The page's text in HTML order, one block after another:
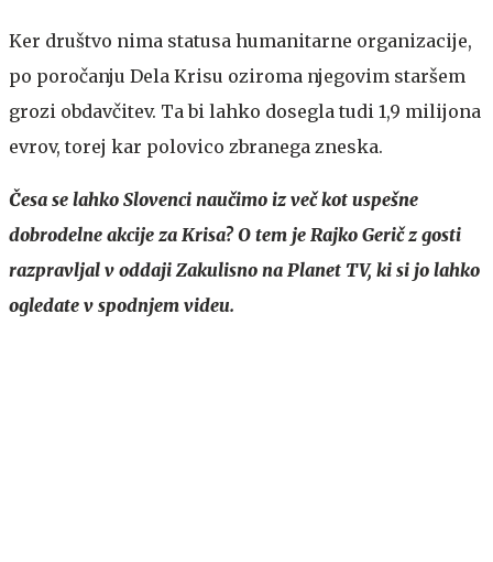
Ker društvo nima statusa humanitarne organizacije,
po poročanju Dela Krisu oziroma njegovim staršem
grozi obdavčitev. Ta bi lahko dosegla tudi 1,9 milijona
evrov, torej kar polovico zbranega zneska.
Česa se lahko Slovenci naučimo iz več kot uspešne
dobrodelne akcije za Krisa? O tem je Rajko Gerič z gosti
razpravljal v oddaji Zakulisno na Planet TV, ki si jo lahko
ogledate v spodnjem videu.